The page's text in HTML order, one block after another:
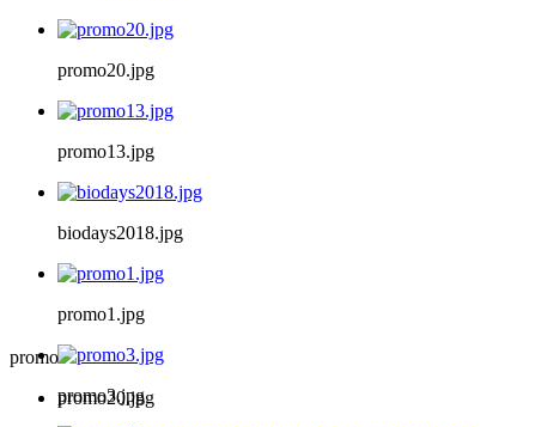
promo20.jpg
promo13.jpg
biodays2018.jpg
promo1.jpg
promo3.jpg
promo
promo20.jpg